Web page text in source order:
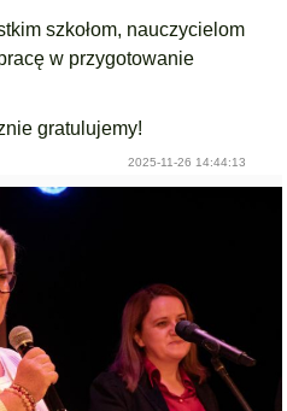
szkołom, nauczycielom
w przygotowanie
gratulujemy!
2025-11-26 14:44:13